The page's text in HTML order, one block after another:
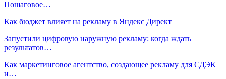
Пошаговое…
Как бюджет влияет на рекламу в Яндекс Директ
Запустили цифровую наружную рекламу: когда ждать
результатов…
Как маркетинговое агентство, создающее рекламу для СДЭК
и…